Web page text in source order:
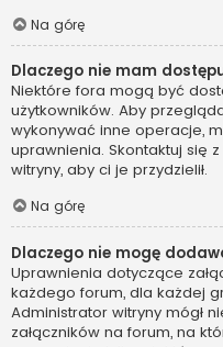
Na górę
Dlaczego nie mam
Niektóre fora mogą być
użytkowników. Aby
wykonywać inne operacje,
uprawnienia. Skontaktuj się
witryny, aby ci je przydzielił.
Na górę
Dlaczego nie mogę
Uprawnienia dotyczące
każdego forum, dla każdej
Administrator witryny mógł
załączników na forum, na